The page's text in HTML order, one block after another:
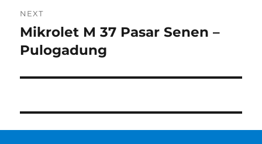
NEXT
Next
post:
Mikrolet M 37 Pasar Senen –
Pulogadung